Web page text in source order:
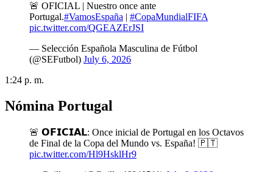
🚨 OFICIAL | Nuestro once ante
Portugal.#VamosEspaña | #CopaMundialFIFA
pic.twitter.com/QGEAZErJSI
— Selección Española Masculina de Fútbol
(@SEFutbol) July 6, 2026
1:24 p. m.
Nómina Portugal
🚨 𝗢𝗙𝗜𝗖𝗜𝗔𝗟: Once inicial de Portugal en los Octavos
de Final de la Copa del Mundo vs. España! 🇵🇹
pic.twitter.com/Hl9HsklHr9